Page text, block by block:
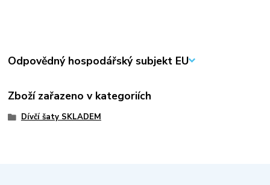
Odpovědný hospodářský subjekt EU
Zboží zařazeno v kategoriích
Dívčí šaty SKLADEM